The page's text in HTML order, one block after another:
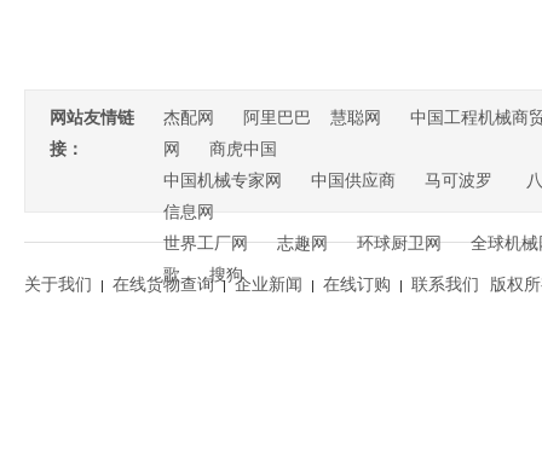
网站友情链
接：
杰配网 阿里巴巴 慧聪网
中国工程机械商
网
商虎中国
中国机械专家网
中国供应商 马可波罗
信息网
世界工厂网
志趣网 环球厨卫网
全球机械
歌
搜狗
关于我们 在线货物查询 企业新闻 在线订购 联系我们 版权